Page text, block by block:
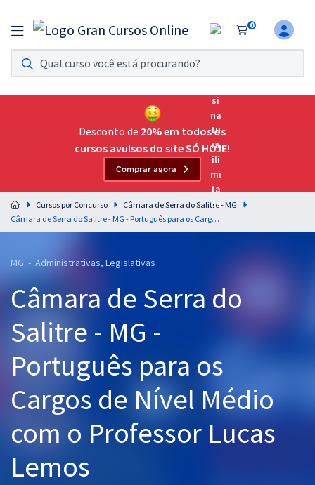
0
Assinatura Ilimitada 11
Acesso a todos os cursos. Teste grátis por 7 dias!
Assinatura OAB Até Passar
Acesso ilimitado a toda preparação para o Exame da
Residências Multiprofissionais
Preparação completa e intensiva para as principais
residências em saúde do Brasil
Cursos 20% OFF
Pós
Graduação
OAB
Questões grátis
Desconto de 20% em todos os
cursos avulsos do site SÓ HOJE!
Comprar agora
Cursos por Concurso
Câmara de Serra do Salitre - MG
Câmara de Serra do Salitre - MG - Português para os Cargos de Nível Médio com o Professor Lucas Lemos
MG - Administrativas, Legislativas
Câmara de Serra do
Salitre - MG -
Português para os
Cargos de Nível Médio
com o Professor Lucas
Lemos